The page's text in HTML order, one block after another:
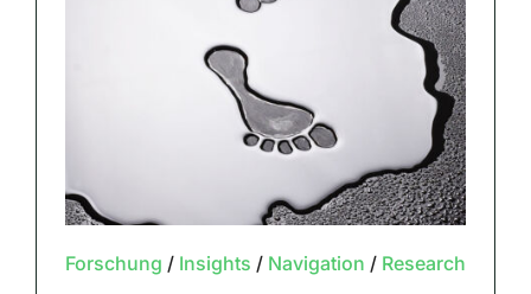
Forschung / Insights / Navigation / Research